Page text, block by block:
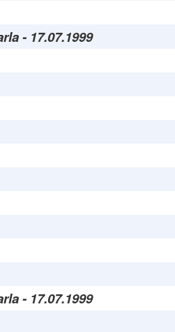
- 17.07.1999
- 17.07.1999